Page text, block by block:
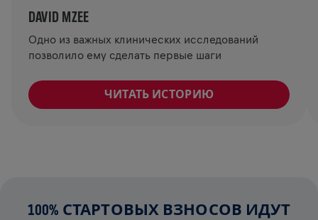
DAVID MZEE
Одно из важных клинических исследований
позволило ему сделать первые шаги
ЧИТАТЬ ИСТОРИЮ
100% СТАРТОВЫХ ВЗНОСОВ ИДУТ